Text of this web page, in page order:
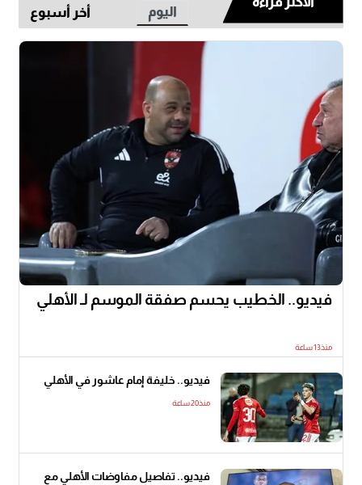
اليوم أخر أسبوع
فيديو.. الخطيب يحسم صفقة الموسم لـ الأهلي
منذ13 ساعة
فيديو.. خليفة إمام عاشور في الأهلي
منذ20 ساعة
فيديو.. تفاصيل مفاوضات الأهلي مع